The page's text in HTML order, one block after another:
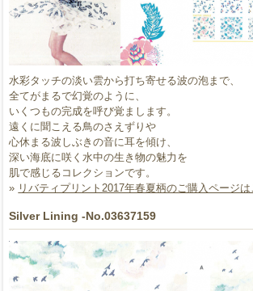
水彩タッチの淡い雲から打ち寄せる波の泡まで、
全てがまるで幻覚のように、
いくつもの完成を呼び覚まします。
遠くに聞こえる鳥のさえずりや
心休まる波しぶきの音に耳を傾け、
深い海底に咲く水中の生き物の魅力を
肌で感じるコレクションです。
» リバティプリント2017年春夏柄のご購入ページは
Silver Lining -No.03637159